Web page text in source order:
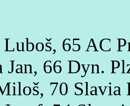
Luboš, 65 AC
Jan, 66 Dyn.
70 Slavia